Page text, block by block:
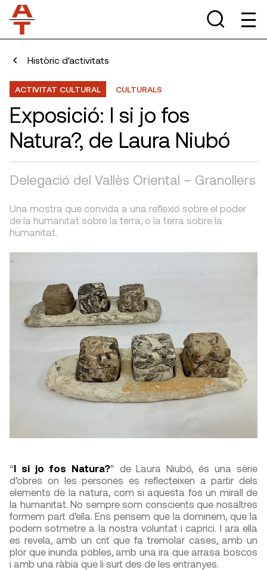
Històric d'activitats
ACTIVITAT CULTURAL CULTURALS
Exposició: I si jo fos
Natura?, de Laura Niubó
Delegació del Vallès Oriental – Granollers
Una mostra que convida a una reflexió sobre el poder
de la humanitat sobre la terra, o la terra sobre la
humanitat.
“I si jo fos Natura?” de Laura Niubó, és una sèrie
d’obres on les persones es reflecteixen a partir dels
elements de la natura, com si aquesta fos un mirall de
la humanitat. No sempre som conscients que nosaltres
formem part d’ella. Ens pensem que la dominem, que la
podem sotmetre a la nostra voluntat i caprici. I ara ella
es revela, amb un crit que fa tremolar cases, amb un
plor que inunda pobles, amb una ira que arrasa boscos
i amb una ràbia que li surt des de les entranyes.